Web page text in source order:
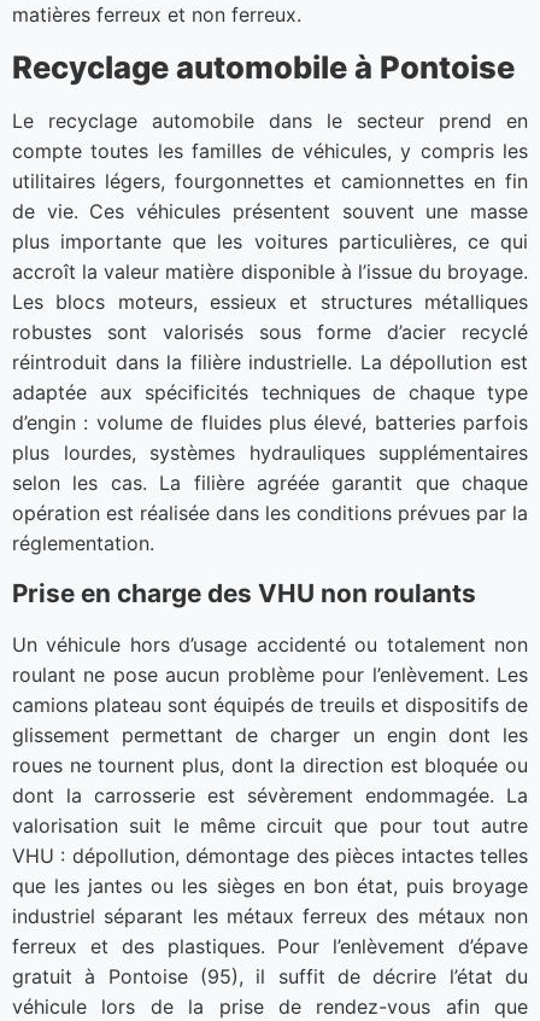
matières ferreux et non ferreux.
Recyclage automobile à Pontoise
Le recyclage automobile dans le secteur prend en
compte toutes les familles de véhicules, y compris les
utilitaires légers, fourgonnettes et camionnettes en fin
de vie. Ces véhicules présentent souvent une masse
plus importante que les voitures particulières, ce qui
accroît la valeur matière disponible à l’issue du broyage.
Les blocs moteurs, essieux et structures métalliques
robustes sont valorisés sous forme d’acier recyclé
réintroduit dans la filière industrielle. La dépollution est
adaptée aux spécificités techniques de chaque type
d’engin : volume de fluides plus élevé, batteries parfois
plus lourdes, systèmes hydrauliques supplémentaires
selon les cas. La filière agréée garantit que chaque
opération est réalisée dans les conditions prévues par la
réglementation.
Prise en charge des VHU non roulants
Un véhicule hors d’usage accidenté ou totalement non
roulant ne pose aucun problème pour l’enlèvement. Les
camions plateau sont équipés de treuils et dispositifs de
glissement permettant de charger un engin dont les
roues ne tournent plus, dont la direction est bloquée ou
dont la carrosserie est sévèrement endommagée. La
valorisation suit le même circuit que pour tout autre
VHU : dépollution, démontage des pièces intactes telles
que les jantes ou les sièges en bon état, puis broyage
industriel séparant les métaux ferreux des métaux non
ferreux et des plastiques. Pour l’enlèvement d’épave
gratuit à Pontoise (95), il suffit de décrire l’état du
véhicule lors de la prise de rendez-vous afin que